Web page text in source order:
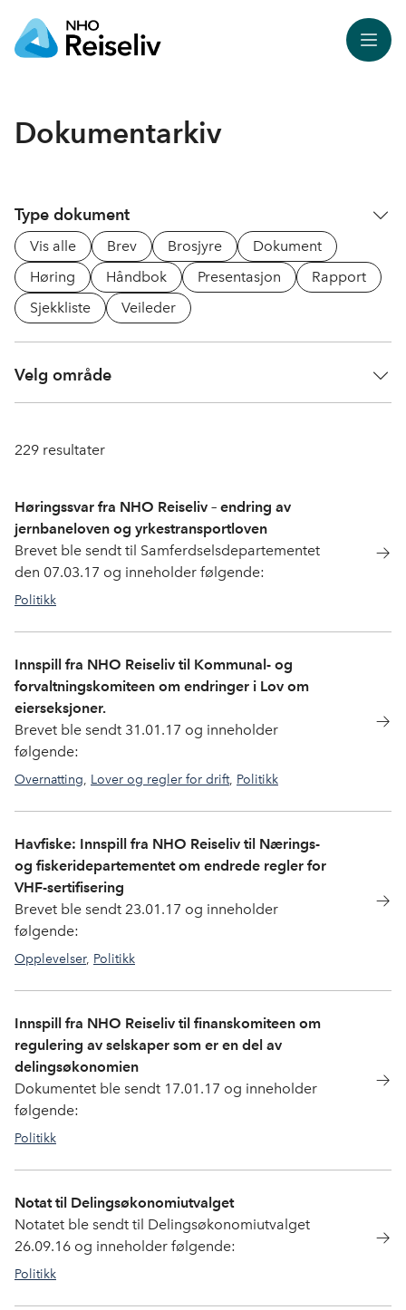
Meny
Dokumentarkiv
Type dokument
Vis alle Brev Brosjyre
Dokument
Høring
Håndbok Presentasjon
Rapport
Sjekkliste
Veileder
Velg område
229 resultater
Høringssvar fra NHO Reiseliv – endring av
jernbaneloven og yrkestransportloven
Brevet ble sendt til Samferdselsdepartementet
den 07.03.17 og inneholder følgende:
Politikk
Innspill fra NHO Reiseliv til Kommunal- og
forvaltningskomiteen om endringer i Lov om
eierseksjoner.
Brevet ble sendt 31.01.17 og inneholder
følgende:
Overnatting, Lover og regler for drift, Politikk
Havfiske: Innspill fra NHO Reiseliv til Nærings-
og fiskeridepartementet om endrede regler for
VHF-sertifisering
Brevet ble sendt 23.01.17 og inneholder
følgende:
Opplevelser, Politikk
Innspill fra NHO Reiseliv til finanskomiteen om
regulering av selskaper som er en del av
delingsøkonomien
Dokumentet ble sendt 17.01.17 og inneholder
følgende:
Politikk
Notat til Delingsøkonomiutvalget
Notatet ble sendt til Delingsøkonomiutvalget
26.09.16 og inneholder følgende:
Politikk